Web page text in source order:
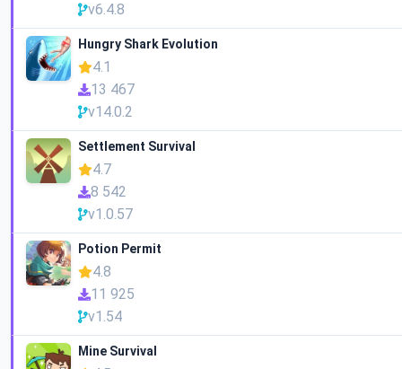
v6.4.8
Hungry Shark Evolution
4.1
13 467
v14.0.2
Settlement Survival
4.7
8 542
v1.0.57
Potion Permit
4.8
11 925
v1.54
Mine Survival